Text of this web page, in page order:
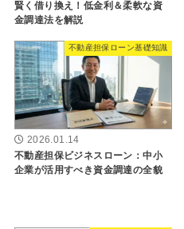
賢く借り換え！低金利＆柔軟な資
金調達法を解説
不動産担保ローン基礎知識
2026.01.14
不動産担保ビジネスローン：中小
企業が活用すべき資金調達の全貌